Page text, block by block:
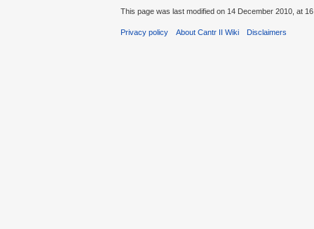
This page was last modified on 14 December 2010, at
Privacy policy About Cantr II Wiki Disclaimers